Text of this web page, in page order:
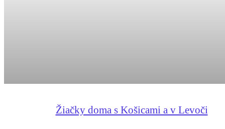
Žiačky doma s Košicami a v Levoči